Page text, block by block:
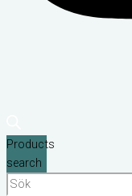
Products
search